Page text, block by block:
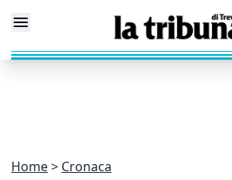
Home Cronaca